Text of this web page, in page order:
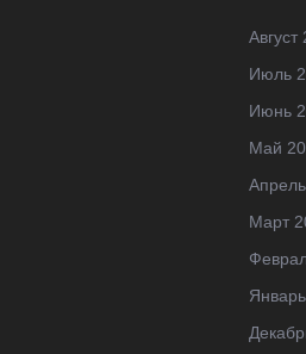
Август
Июль
Июнь
Май
Март